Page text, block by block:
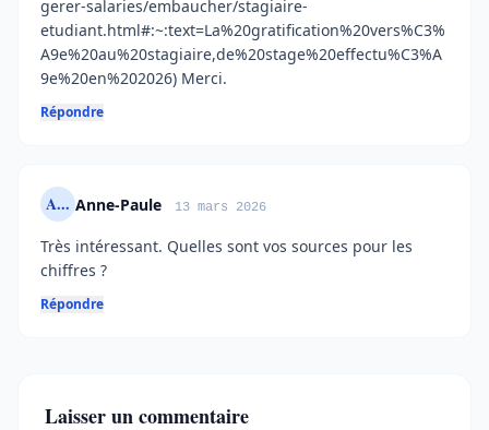
gerer-salaries/embaucher/stagiaire-
etudiant.html#:~:text=La%20gratification%20vers%C3%
A9e%20au%20stagiaire,de%20stage%20effectu%C3%A
9e%20en%202026) Merci.
Répondre
A... Anne-Paule 13 mars 2026
Très intéressant. Quelles sont vos sources pour les
chiffres ?
Répondre
Laisser un commentaire